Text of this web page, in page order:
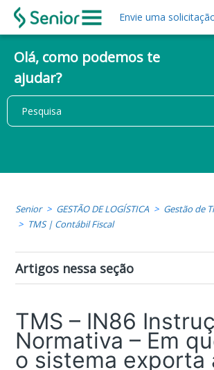
Envie uma
Olá, como podemos te
ajudar?
Senior GESTÃO DE LOGÍSTICA
Gestão de
TMS | Contábil Fiscal
Artigos nessa seção
TMS – IN86
Normativa – Em
o sistema exporta